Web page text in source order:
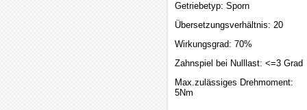
Getriebetyp: Sporn
Übersetzungsverhältnis: 20
Wirkungsgrad: 70%
Zahnspiel bei Nulllast: <=3 Grad
Max.zulässiges Drehmoment:
5Nm